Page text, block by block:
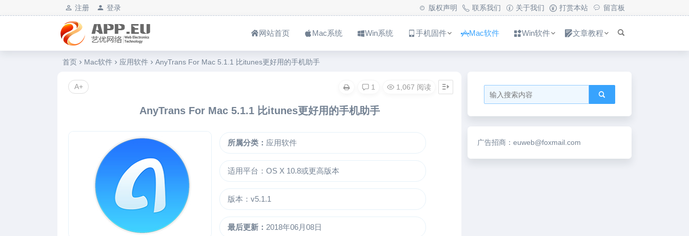
注册 登录 版权声明 联系我们 关于我们 打赏本站 留言板
艺优软件乐园
网站首页 Mac系统 Win系统 手机固件 Mac软件 Win软件 文章教程
首页 Mac软件 应用软件 AnyTrans For Mac 5.1.1 比itunes更好用的手机助手
AnyTrans For Mac 5.1.1 比itunes更好用的手机助手
所属分类： 应用软件
适用平台：OS X 10.8或更高版本
版本：v5.1.1
最后更新： 2018年06月08日
1 1,067 阅读
A+
广告招商：euweb@foxmail.com